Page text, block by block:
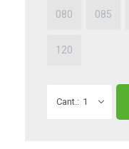
080 085
120
1